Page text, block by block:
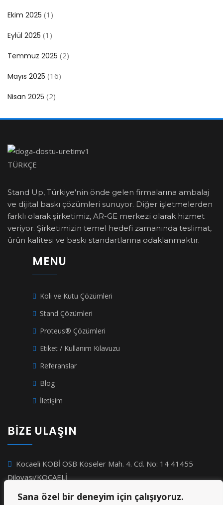
Sana özel bir deneyim için çalışıyoruz.
Ekim 2025 (1)
Eylül 2025 (1)
Temmuz 2025 (2)
Mayıs 2025 (16)
Nisan 2025 (2)
TÜRKÇE
Stand Up, Türkiye'nin önde gelen firmalarına ambalaj
ve dijital baskı çözümleri sunuyor. Diğer işletmelerden
farklı olarak şirketimiz, AR-GE merkezi olarak hizmet
veriyor. Şirketimizin temel hedefi zamanında teslimat,
ürün kalitesi ve baskı standartlarına odaklanmaktır.
MENU
Koli ve Kutu Çözümleri
Stand Çözümleri
Proteus® Çözümleri
Etiket / Kullanım Kılavuzu
Referanslar
Blog
İletişim
BİZE ULAŞIN
Kocaeli KOBİ OSB Köseler Mah. 4. Cd. No: 14 41455
Dilovası/KOCAELİ
+90 262 244 46 68